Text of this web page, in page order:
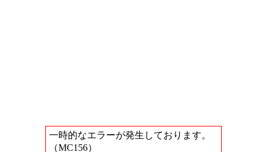
一時的なエラーが発生しております。
（MC156）